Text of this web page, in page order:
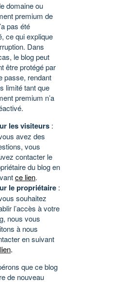
domaine ou
premium de
pas été
ce qui explique
Dans
le blog peut
être protégé par
passe, rendant
limité tant que
premium n’a
les visiteurs :
avez des
vous
contacter le
du blog en
ce lien.
le propriétaire :
souhaitez
l’accès à votre
nous vous
à nous
en suivant
.
que ce blog
de nouveau